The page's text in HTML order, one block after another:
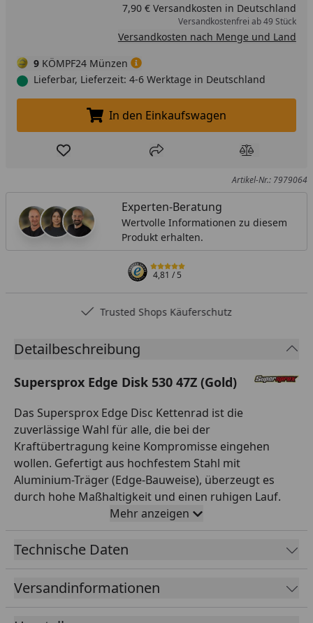
7,90 € Versandkosten in Deutschland
Versandkostenfrei ab 49 Stück
Versandkosten nach Menge und Land
9 KÖMPF24 Münzen
Lieferbar, Lieferzeit: 4-6 Werktage in Deutschland
In den Einkaufswagen legen
In den Einkaufswagen
Produkt zur Wunschliste hinzufügen
Teilen Produkt
Artikel-Nr.: 7979064
Experten-Beratung
Wertvolle Informationen zu diesem
Produkt erhalten.
4,81/ 5
Trusted Shops Käuferschutz
Detailbeschreibung
Supersprox Edge Disk 530 47Z (Gold)
Das Supersprox Edge Disc Kettenrad ist die
zuverlässige Wahl für alle, die bei der
Kraftübertragung keine Kompromisse eingehen
wollen. Gefertigt aus hochfestem Stahl mit
Aluminium-Träger (Edge-Bauweise), überzeugt es
durch hohe Maßhaltigkeit und einen ruhigen Lauf.
Die Verzahnung ist auf Teilung 530 und 47 Zähne
ausgelegt und passt damit exakt zur entsprechenden
Kette. Mit einem Innendurchmesser von 87,0 mm und
es passgenau anstelle des Serienteils. Das Kettenrad
ist in der Farbe Gold ansprechend gestaltet und
Mehr anzeigen
Technische Daten
Versandinformationen